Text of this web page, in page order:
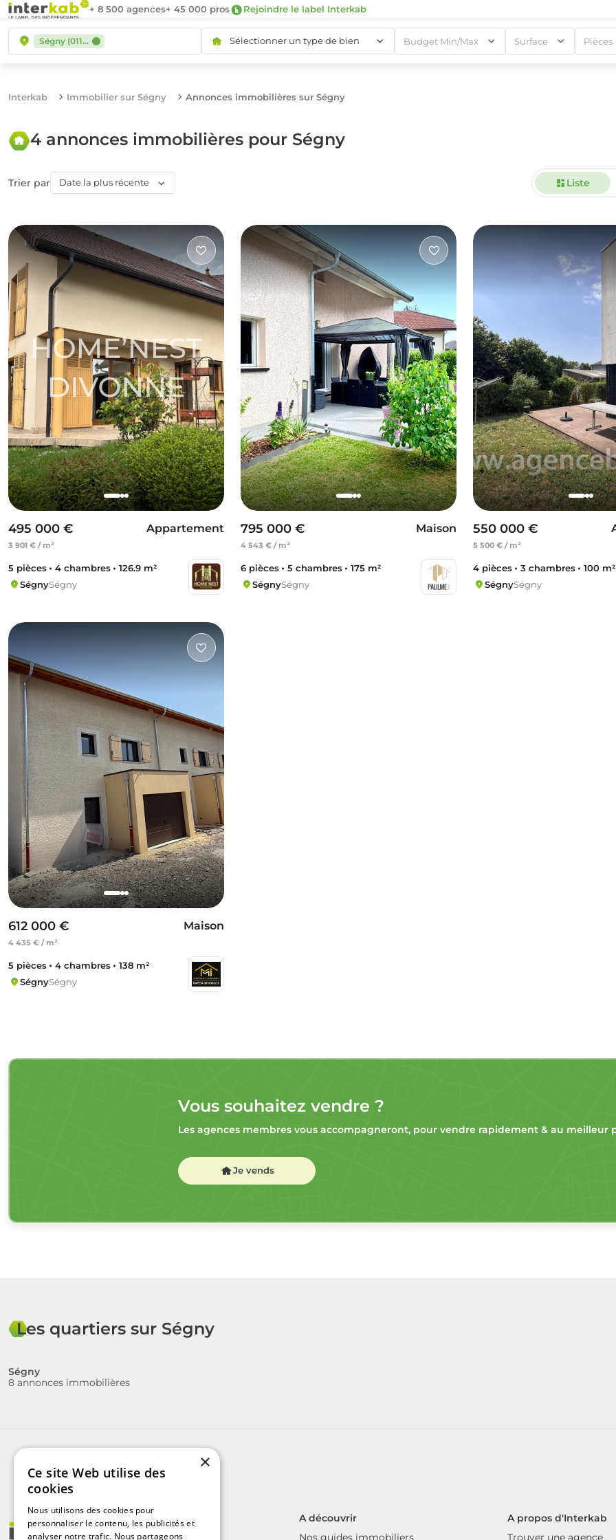
+ 8 500 agences+ 45 000 pros Rejoindre le label Interkab
Ségny (01170) Sélectionner un type de bien Budget Min/Max Surface Pièces
Interkab Immobilier sur Ségny Annonces immobilières sur Ségny
4 annonces immobilières pour Ségny
Trier par Date la plus récente Liste
495 000 €
3 901 € / m²
Appartement
5 pièces 4 chambres
126.9 m²
SégnySégny
795 000 €
4 543 € / m²
Maison
6 pièces 5 chambres
175 m²
SégnySégny
550 000 €
5 500 € / m²
4 pièces 3 chambres
100 m²
SégnySégny
612 000 €
4 435 € / m²
Maison
5 pièces 4 chambres
138 m²
SégnySégny
Vous souhaitez vendre ?
Les agences membres vous accompagneront, pour vendre rapidement & au meilleur
Je vends
Les quartiers sur Ségny
Ségny
8 annonces immobilières
A découvrir
Nos guides immobiliers
A propos d'Interkab
Trouver une agence
×
Ce site Web utilise des
cookies
Nous utilisons des cookies pour
personnaliser le contenu, les publicités et
analyser notre trafic. Nous partageons